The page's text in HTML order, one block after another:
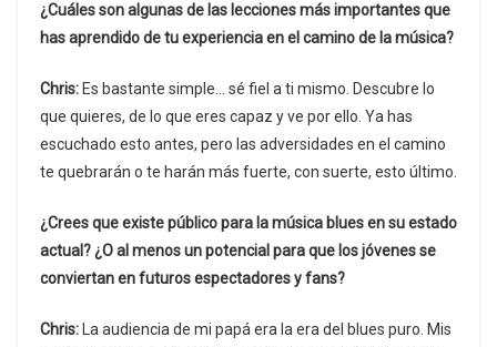
¿Cuáles son algunas de las lecciones más importantes que
has aprendido de tu experiencia en el camino de la música?
Chris: Es bastante simple… sé fiel a ti mismo. Descubre lo
que quieres, de lo que eres capaz y ve por ello. Ya has
escuchado esto antes, pero las adversidades en el camino
te quebrarán o te harán más fuerte, con suerte, esto último.
¿Crees que existe público para la música blues en su estado
actual? ¿O al menos un potencial para que los jóvenes se
conviertan en futuros espectadores y fans?
Chris:
La audiencia de mi papá era la era del blues puro. Mis